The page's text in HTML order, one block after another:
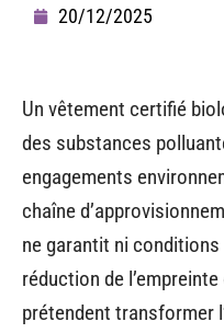
20/12/2025
Un vêtement certifié
des substances
engagements
chaîne
ne garantit ni
réduction de
prétendent transformer